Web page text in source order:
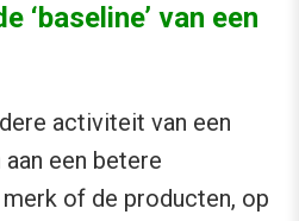
‘baseline’ van een
activiteit van een
een betere
of de producten, op